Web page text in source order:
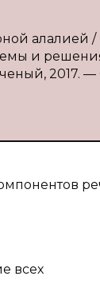
алалией /
и
2017. —
всех